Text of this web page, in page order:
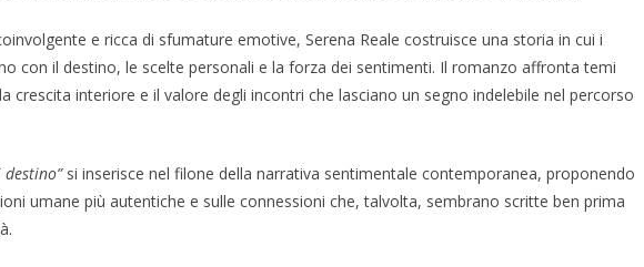
e ricca di sfumature emotive, Serena Reale costruisce una storia in cui i
con il destino, le scelte personali e la forza dei sentimenti. Il romanzo affronta temi
crescita interiore e il valore degli incontri che lasciano un segno indelebile nel percorso
destino”si inserisce nel filone della narrativa sentimentale contemporanea, proponendo
umane più autentiche e sulle connessioni che, talvolta, sembrano scritte ben prima